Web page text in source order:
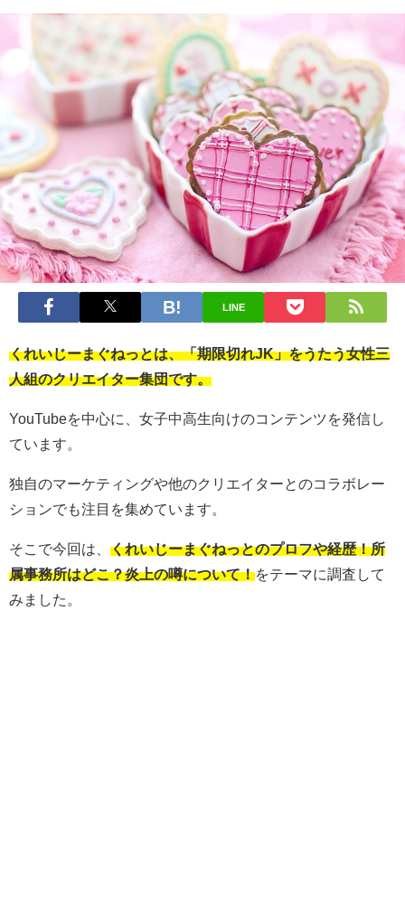
LINE
くれいじーまぐねっとは、「期限切れJK」をうたう女性三
人組のクリエイター集団です。
YouTubeを中心に、女子中高生向けのコンテンツを発信し
ています。
独自のマーケティングや他のクリエイターとのコラボレー
ションでも注目を集めています。
そこで今回は、 くれいじーまぐねっとのプロフや経歴！所
属事務所はどこ？炎上の噂について！をテーマに調査して
みました。